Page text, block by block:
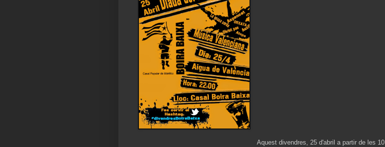
Aquest divendres, 25 d'abril a partir de les 10